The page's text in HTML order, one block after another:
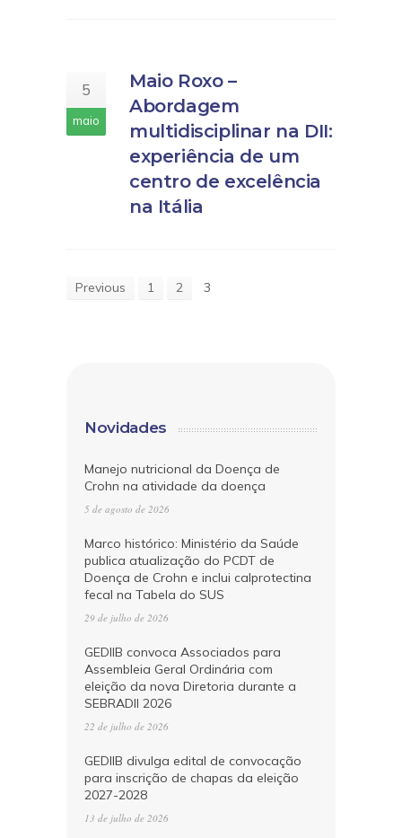
5
maio
Maio Roxo –
Abordagem
multidisciplinar na DII:
experiência de um
centro de excelência
na Itália
Previous 1 2 3
Novidades
Manejo nutricional da Doença de
Crohn na atividade da doença
5 de agosto de 2026
Marco histórico: Ministério da Saúde
publica atualização do PCDT de
Doença de Crohn e inclui calprotectina
fecal na Tabela do SUS
29 de julho de 2026
GEDIIB convoca Associados para
Assembleia Geral Ordinária com
eleição da nova Diretoria durante a
SEBRADII 2026
22 de julho de 2026
GEDIIB divulga edital de convocação
para inscrição de chapas da eleição
2027-2028
13 de julho de 2026